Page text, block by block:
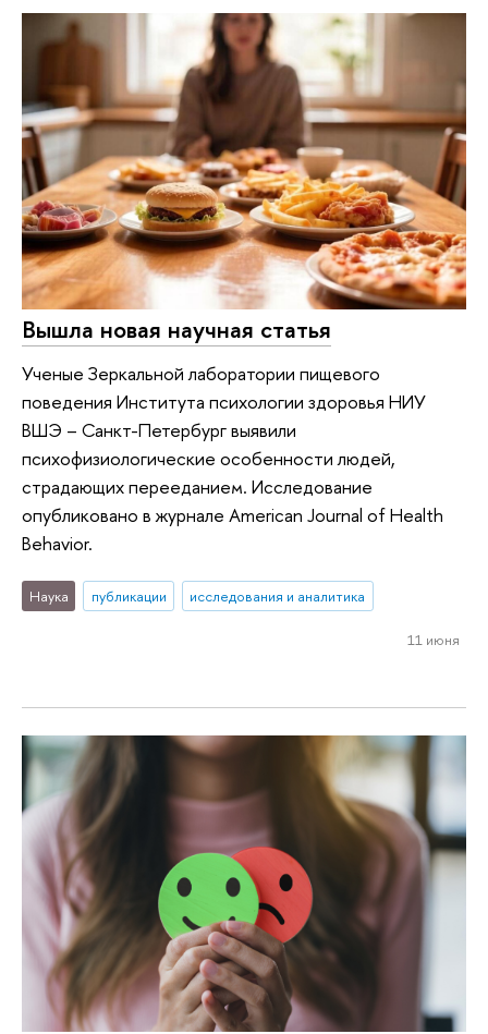
Вышла новая научная статья
Ученые Зеркальной лаборатории пищевого
поведения Института психологии здоровья НИУ
ВШЭ – Санкт-Петербург выявили
психофизиологические особенности людей,
страдающих перееданием. Исследование
опубликовано в журнале American Journal of Health
Behavior.
Наука публикации исследования и аналитика
11 июня